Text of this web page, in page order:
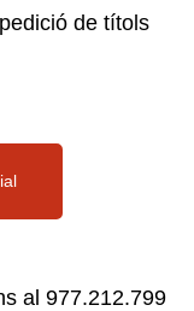
de títols
al 977.212.799